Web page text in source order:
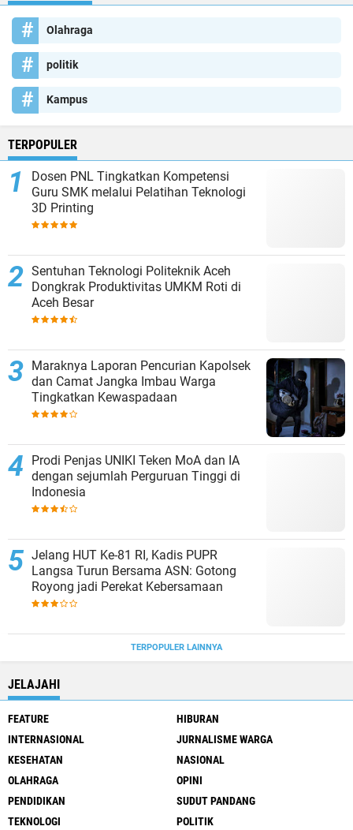
Olahraga
politik
Kampus
TERPOPULER
Dosen PNL Tingkatkan Kompetensi
Guru SMK melalui Pelatihan Teknologi
3D Printing
Sentuhan Teknologi Politeknik Aceh
Dongkrak Produktivitas UMKM Roti di
Aceh Besar
Maraknya Laporan Pencurian Kapolsek
dan Camat Jangka Imbau Warga
Tingkatkan Kewaspadaan
Prodi Penjas UNIKI Teken MoA dan IA
dengan sejumlah Perguruan Tinggi di
Indonesia
Jelang HUT Ke-81 RI, Kadis PUPR
Langsa Turun Bersama ASN: Gotong
Royong jadi Perekat Kebersamaan
TERPOPULER LAINNYA
JELAJAHI
FEATURE
HIBURAN
INTERNASIONAL
JURNALISME WARGA
KESEHATAN
NASIONAL
OLAHRAGA
OPINI
PENDIDIKAN
SUDUT PANDANG
TEKNOLOGI
POLITIK